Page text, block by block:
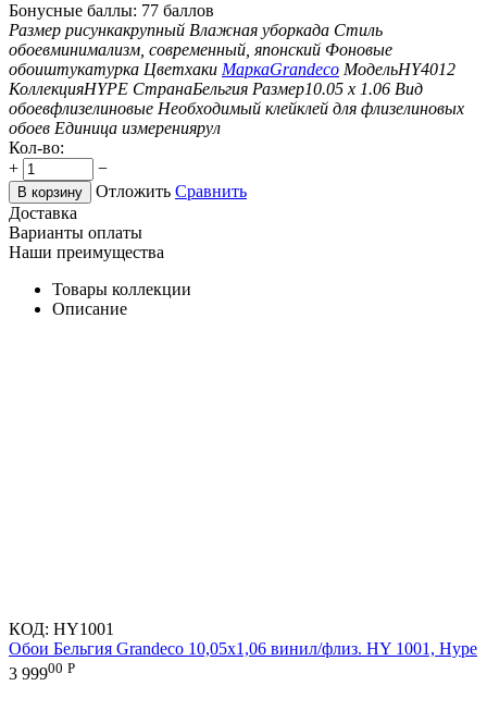
Бонусные баллы: 77 баллов
Размер рисункакрупный Влажная уборкада Стиль
обоевминимализм, современный, японский Фоновые
обоиштукатурка Цветхаки МаркаGrandeco МодельHY4012
КоллекцияHYPE СтранаБельгия Размер10.05 х 1.06 Вид
обоевфлизелиновые Необходимый клейклей для флизелиновых
обоев Единица измерениярул
Кол-во:
+
−
В корзину Отложить Сравнить
Доставка
Варианты оплаты
Наши преимущества
Товары коллекции
Описание
КОД: HY1001
Обои Бельгия Grandeco 10,05х1,06 винил/флиз. HY 1001, Hype
3 99900 Р